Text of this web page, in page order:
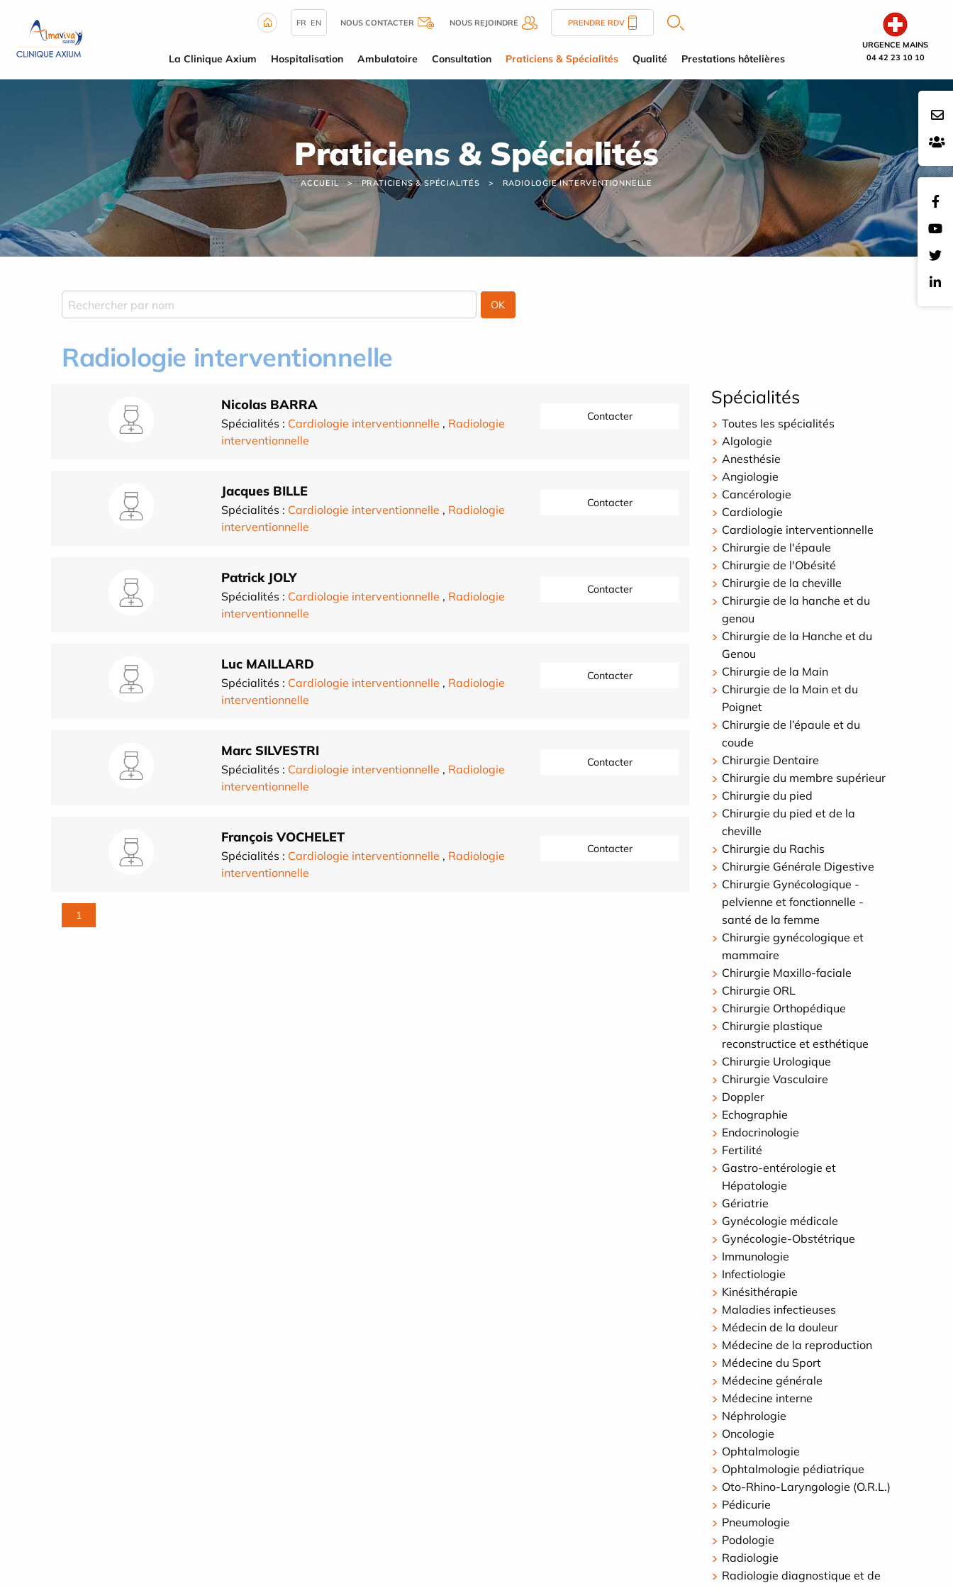
URGENCE MAINS
04 42 23 10 10
FR EN NOUS CONTACTER NOUS REJOINDRE PRENDRE RDV
La Clinique Axium Hospitalisation Ambulatoire Consultation Praticiens & Spécialités Qualité Prestations hôtelières
Praticiens & Spécialités
ACCUEIL PRATICIENS & SPÉCIALITÉS RADIOLOGIE INTERVENTIONNELLE
Radiologie interventionnelle
Nicolas BARRA
Spécialités : Cardiologie interventionnelle , Radiologie
interventionnelle
Contacter
Jacques BILLE
Spécialités : Cardiologie interventionnelle , Radiologie
interventionnelle
Contacter
Patrick JOLY
Spécialités : Cardiologie interventionnelle , Radiologie
interventionnelle
Contacter
Luc MAILLARD
Spécialités : Cardiologie interventionnelle , Radiologie
interventionnelle
Contacter
Marc SILVESTRI
Spécialités : Cardiologie interventionnelle , Radiologie
interventionnelle
Contacter
François VOCHELET
Spécialités : Cardiologie interventionnelle , Radiologie
interventionnelle
Contacter
1
Spécialités
Toutes les spécialités
Algologie
Anesthésie
Angiologie
Cancérologie
Cardiologie
Cardiologie interventionnelle
Chirurgie de l'épaule
Chirurgie de l'Obésité
Chirurgie de la cheville
Chirurgie de la hanche et du
genou
Chirurgie de la Hanche et du
Genou
Chirurgie de la Main
Chirurgie de la Main et du
Poignet
Chirurgie de l’épaule et du
coude
Chirurgie Dentaire
Chirurgie du membre supérieur
Chirurgie du pied
Chirurgie du pied et de la
cheville
Chirurgie du Rachis
Chirurgie Générale Digestive
Chirurgie Gynécologique -
pelvienne et fonctionnelle -
santé de la femme
Chirurgie gynécologique et
mammaire
Chirurgie Maxillo-faciale
Chirurgie ORL
Chirurgie Orthopédique
Chirurgie plastique
reconstructice et esthétique
Chirurgie Urologique
Chirurgie Vasculaire
Doppler
Echographie
Endocrinologie
Fertilité
Gastro-entérologie et
Hépatologie
Gériatrie
Gynécologie médicale
Gynécologie-Obstétrique
Immunologie
Infectiologie
Kinésithérapie
Maladies infectieuses
Médecin de la douleur
Médecine de la reproduction
Médecine du Sport
Médecine générale
Médecine interne
Néphrologie
Oncologie
Ophtalmologie
Ophtalmologie pédiatrique
Oto-Rhino-Laryngologie (O.R.L.)
Pédicurie
Pneumologie
Podologie
Radiologie
Radiologie diagnostique et de